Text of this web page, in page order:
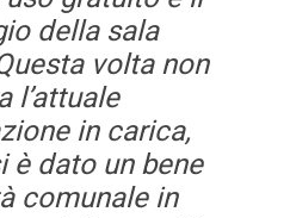
della sala
volta non
l’attuale
in carica,
è dato un bene
comunale in